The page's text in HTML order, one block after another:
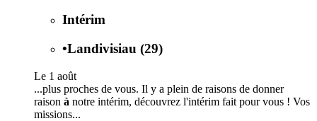
Intérim
•Landivisiau (29)
Le 1 août
...plus proches de vous. Il y a plein de raisons de donner
raison à notre intérim, découvrez l'intérim fait pour vous ! Vos
missions...